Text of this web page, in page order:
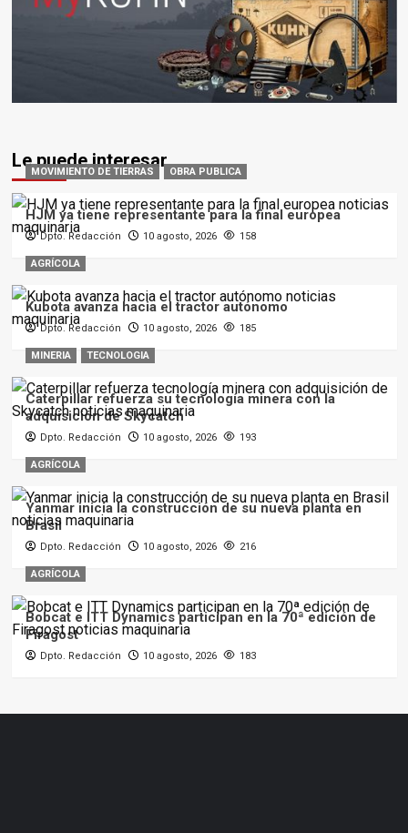
Le puede interesar
MOVIMIENTO DE TIERRAS OBRA PUBLICA
HJM ya tiene representante para la final europea
Dpto. Redacción 10 agosto, 2026 158
AGRÍCOLA
Kubota avanza hacia el tractor autónomo
Dpto. Redacción 10 agosto, 2026 185
MINERIA TECNOLOGIA
Caterpillar refuerza su tecnología minera con la
adquisición de Skycatch
Dpto. Redacción 10 agosto, 2026 193
AGRÍCOLA
Yanmar inicia la construcción de su nueva planta en
Brasil
Dpto. Redacción 10 agosto, 2026 216
AGRÍCOLA
Bobcat e ITT Dynamics participan en la 70ª edición de
Firagost
Dpto. Redacción 10 agosto, 2026 183